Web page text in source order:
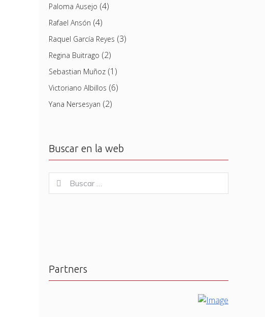
Paloma Ausejo (4)
Rafael Ansón (4)
Raquel García Reyes (3)
Regina Buitrago (2)
Sebastian Muñoz(1)
Victoriano Albillos (6)
Yana Nersesyan (2)
Buscar en la web
for:
Buscar
Partners